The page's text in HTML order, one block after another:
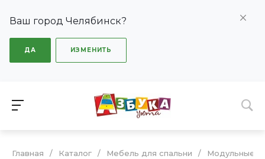
Ваш город Челябинск?
ДА ИЗМЕНИТЬ
Главная / Каталог / Мебель для спальни / Модульные